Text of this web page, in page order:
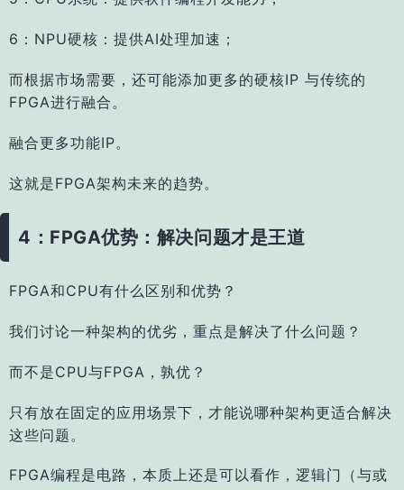
6：NPU硬核：提供AI处理加速；
而根据市场需要，还可能添加更多的硬核IP 与传统的
FPGA进行融合。
融合更多功能IP。
这就是FPGA架构未来的趋势。
4：FPGA优势：解决问题才是王道
FPGA和CPU有什么区别和优势？
我们讨论一种架构的优劣，重点是解决了什么问题？
而不是CPU与FPGA，孰优？
只有放在固定的应用场景下，才能说哪种架构更适合解决
这些问题。
FPGA编程是电路，本质上还是可以看作，逻辑门（与或